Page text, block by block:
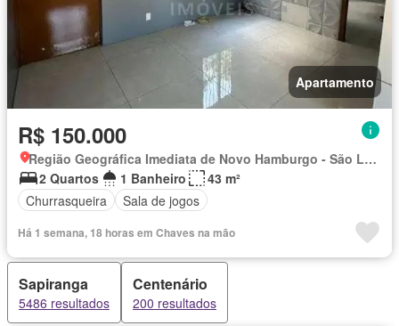
Apartamento
R$ 150.000
Região Geográfica Imediata de Novo Hamburgo - São Leopoldo, Região Metropolitana de Porto Alegre
2 Quartos
1 Banheiro
43 m²
Churrasqueira
Sala de jogos
Há 1 semana, 18 horas em Chaves na mão
Sapiranga
5486 resultados
Centenário
200 resultados